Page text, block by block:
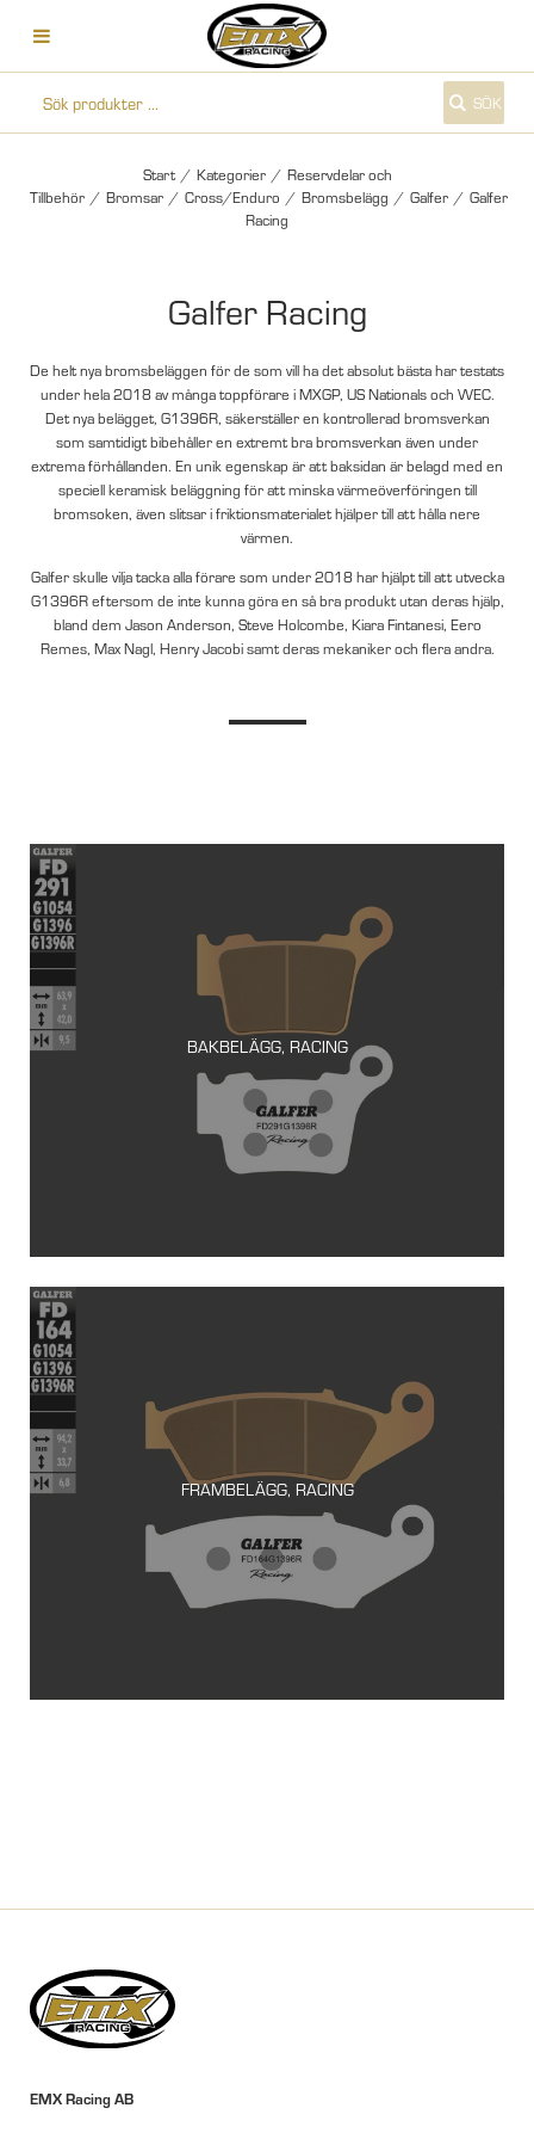
SÖK
Start / Kategorier / Reservdelar och
Tillbehör / Bromsar / Cross/Enduro / Bromsbelägg / Galfer / Galfer
Racing
Galfer Racing
De helt nya bromsbeläggen för de som vill ha det absolut bästa har testats
under hela 2018 av många toppförare i MXGP, US Nationals och WEC.
Det nya belägget, G1396R, säkerställer en kontrollerad bromsverkan
som samtidigt bibehåller en extremt bra bromsverkan även under
extrema förhållanden. En unik egenskap är att baksidan är belagd med en
speciell keramisk beläggning för att minska värmeöverföringen till
bromsoken, även slitsar i friktionsmaterialet hjälper till att hålla nere
värmen.
Galfer skulle vilja tacka alla förare som under 2018 har hjälpt till att utvecka
G1396R eftersom de inte kunna göra en så bra produkt utan deras hjälp,
bland dem Jason Anderson, Steve Holcombe, Kiara Fintanesi, Eero
Remes, Max Nagl, Henry Jacobi samt deras mekaniker och flera andra.
BAKBELÄGG, RACING
FRAMBELÄGG, RACING
EMX Racing AB